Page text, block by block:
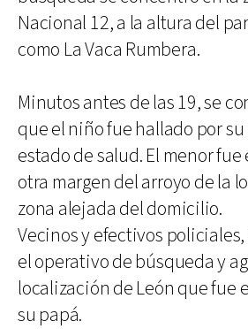
Nacional 12, a la altura del
como La Vaca Rumbera.
Minutos antes de las 19, se
que el niño fue hallado por
estado de salud. El menor
otra margen del arroyo de la
zona alejada del domicilio.
Vecinos y efectivos
el operativo de búsqueda y
localización de León que fue
su papá.